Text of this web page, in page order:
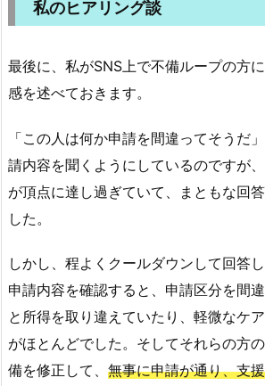
私のヒアリング談
最後に、私がSNS上で不備ループの方
感を述べておきます。
「この人は何か申請を間違ってそうだ
請内容を聞くようにしているのですが
が頂点に達し過ぎていて、まともな回
した。
しかし、程よくクールダウンして回答
申請内容を確認すると、申請区分を間
と所得を取り違えていたり、軽微なケ
がほとんどでした。そしてそれらの方
備を修正して、 無事に申請が通り、支